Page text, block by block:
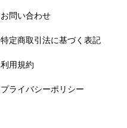
お問い合わせ
特定商取引法に基づく表記
利用規約
プライバシーポリシー